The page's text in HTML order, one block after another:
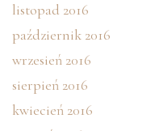
listopad 2016
październik 2016
wrzesień 2016
sierpień 2016
kwiecień 2016